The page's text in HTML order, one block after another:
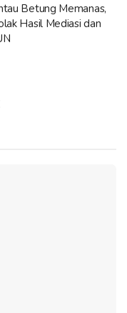
Betung Memanas,
Hasil Mediasi dan